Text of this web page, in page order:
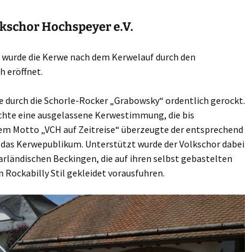
Hochspeyer e.V.
die Kerwe nach dem Kerwelauf durch den
eröffnet.
durch die Schorle-Rocker „Grabowsky“ ordentlich gerockt.
eine ausgelassene Kerwestimmung, die bis
Motto „VCH auf Zeitreise“ überzeugte der entsprechend
Kerwepublikum. Unterstützt wurde der Volkschor dabei
Beckingen, die auf ihren selbst gebastelten
Stil gekleidet vorausfuhren.